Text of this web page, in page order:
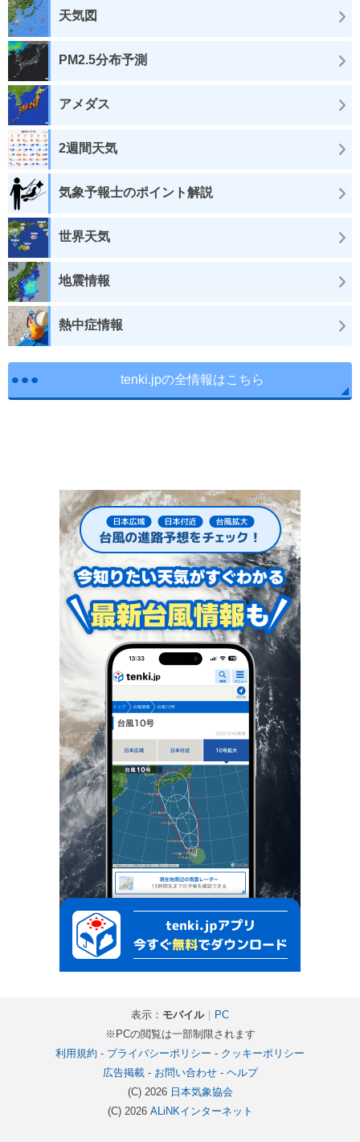
天気図
PM2.5分布予測
アメダス
2週間天気
気象予報士のポイント解説
世界天気
地震情報
熱中症情報
tenki.jpの全情報はこちら
表示： モバイル｜ PC
※PCの閲覧は一部制限されます
利用規約 - プライバシーポリシー - クッキーポリシー
広告掲載- お問い合わせ- ヘルプ
(C) 2026 日本気象協会
(C) 2026 ALiNKインターネット